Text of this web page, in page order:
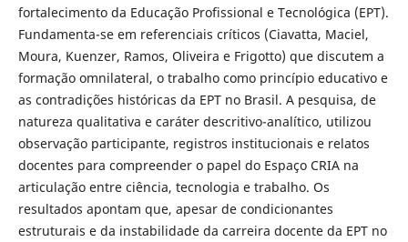
fortalecimento da Educação Profissional e Tecnológica (EPT).
Fundamenta-se em referenciais críticos (Ciavatta, Maciel,
Moura, Kuenzer, Ramos, Oliveira e Frigotto) que discutem a
formação omnilateral, o trabalho como princípio educativo e
as contradições históricas da EPT no Brasil. A pesquisa, de
natureza qualitativa e caráter descritivo-analítico, utilizou
observação participante, registros institucionais e relatos
docentes para compreender o papel do Espaço CRIA na
articulação entre ciência, tecnologia e trabalho. Os
resultados apontam que, apesar de condicionantes
estruturais e da instabilidade da carreira docente da EPT no